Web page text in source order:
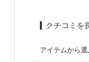
クチコミを
アイテムから選